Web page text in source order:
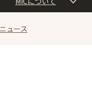
ニュース